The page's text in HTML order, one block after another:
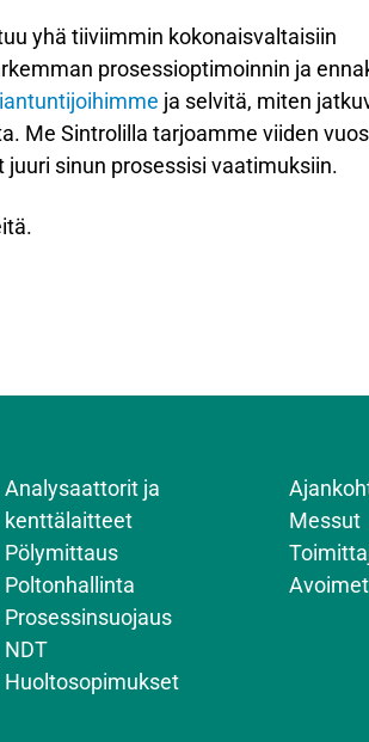
yhä tiiviimmin kokonaisvaltaisiin
prosessioptimoinnin ja
ja selvitä, miten
Me Sintrolilla tarjoamme viiden
sinun prosessisi vaatimuksiin.
Analysaattorit ja
kenttälaitteet
Pölymittaus
Poltonhallinta
Prosessinsuojaus
NDT
Huoltosopimukset
Messut